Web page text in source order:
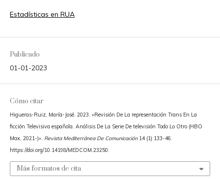
Estadísticas en RUA
Publicado
01-01-2023
Cómo citar
Higueras-Ruiz, María-José. 2023. «Revisión De La representación Trans En La
ficción Televisiva española. Análisis De La Serie De televisión Todo Lo Otro (HBO
Max, 2021-)». Revista Mediterránea De Comunicación14 (1):133-46.
https://doi.org/10.14198/MEDCOM.23250.
Más formatos de cita